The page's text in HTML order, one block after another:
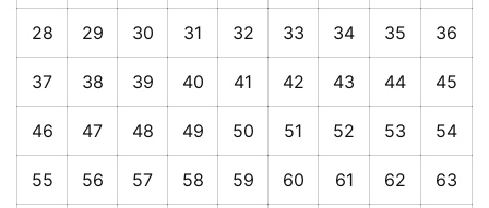
28 29 30 31 32 33 34 35 36
37 38 39 40 41 42 43 44 45
46 47 48 49 50 51 52 53 54
55 56 57 58 59 60 61 62 63